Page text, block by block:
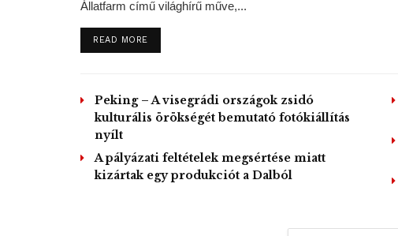
Állatfarm című világhírű műve,...
READ MOREDETAILS
Peking – A visegrádi országok zsidó
kulturális örökségét bemutató fotókiállítás
nyílt
A pályázati feltételek megsértése miatt
kizártak egy produkciót a Dalból